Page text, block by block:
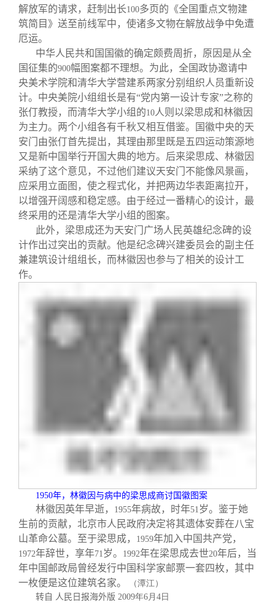
解放军的请求，赶制出长100多页的《全国重点文物建
筑简目》送至前线军中，使诸多文物在解放战争中免遭
厄运。
中华人民共和国国徽的确定颇费周折，原因是从全
国征集的900幅图案都不理想。为此，全国政协邀请中
央美术学院和清华大学营建系两家分别组织人员重新设
计。中央美院小组组长是有“党内第一设计专家”之称的
张仃教授，而清华大学小组的10人则以梁思成和林徽因
为主力。两个小组各有千秋又相互借鉴。国徽中央的天
安门由张仃首先提出，其理由那里既是五四运动策源地
又是新中国举行开国大典的地方。后来梁思成、林徽因
采纳了这个意见，不过他们建议天安门不能像风景画，
应采用立面图，使之程式化，并把两边华表距离拉开，
以增强开阔感和稳定感。由于经过一番精心的设计，最
终采用的还是清华大学小组的图案。
此外，梁思成还为天安门广场人民英雄纪念碑的设
计作出过突出的贡献。他是纪念碑兴建委员会的副主任
兼建筑设计组组长，而林徽因也参与了相关的设计工
作。
1950年，林徽因与病中的梁思成商讨国徽图案
林徽因英年早逝， 1955年病故，时年51 岁。鉴于她
生前的贡献，北京市人民政府决定将其遗体安葬在八宝
山革命公墓。至于梁思成，
1959年加入中国共产党，
1972年辞世，享年71 岁。 1992年在梁思成去世20年后，当
年中国邮政局曾经发行中国科学家邮票一套四枚，其中
一枚便是这位建筑名家。
（潭江）
转自 人民日报海外版 2009年6 月4日